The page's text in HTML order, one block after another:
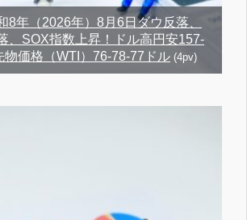
8年（2026年）8月6日ダウ反落、
、SOX指数上昇！ドル高円安157-
物価格（WTI）76-78-77ドル (4pv)